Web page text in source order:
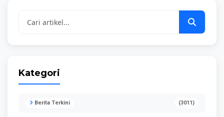
Kategori
Berita Terkini (3011)